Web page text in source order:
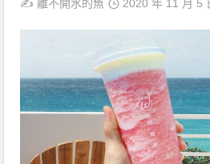
✍️離不開水的魚 2020 年 11 月 5